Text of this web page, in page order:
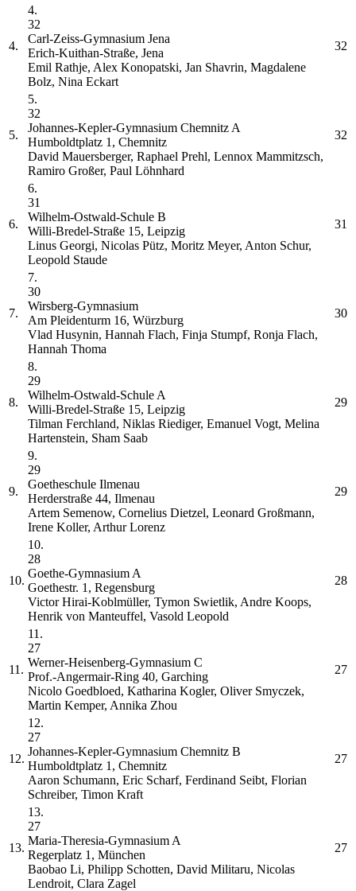
4.
4.
32
Carl-Zeiss-Gymnasium Jena
Erich-Kuithan-Straße, Jena
Emil Rathje, Alex Konopatski, Jan Shavrin, Magdalene
Bolz, Nina Eckart
32
5.
5.
32
Johannes-Kepler-Gymnasium Chemnitz A
Humboldtplatz 1, Chemnitz
David Mauersberger, Raphael Prehl, Lennox Mammitzsch,
Ramiro Großer, Paul Löhnhard
32
6.
6.
31
Wilhelm-Ostwald-Schule B
Willi-Bredel-Straße 15, Leipzig
Linus Georgi, Nicolas Pütz, Moritz Meyer, Anton Schur,
Leopold Staude
31
7.
7.
30
Wirsberg-Gymnasium
Am Pleidenturm 16, Würzburg
Vlad Husynin, Hannah Flach, Finja Stumpf, Ronja Flach,
Hannah Thoma
30
8.
8.
29
Wilhelm-Ostwald-Schule A
Willi-Bredel-Straße 15, Leipzig
Tilman Ferchland, Niklas Riediger, Emanuel Vogt, Melina
Hartenstein, Sham Saab
29
9.
9.
29
Goetheschule Ilmenau
Herderstraße 44, Ilmenau
Artem Semenow, Cornelius Dietzel, Leonard Großmann,
Irene Koller, Arthur Lorenz
29
10.
10.
28
Goethe-Gymnasium A
Goethestr. 1, Regensburg
Victor Hirai-Koblmüller, Tymon Swietlik, Andre Koops,
Henrik von Manteuffel, Vasold Leopold
28
11.
11.
27
Werner-Heisenberg-Gymnasium C
Prof.-Angermair-Ring 40, Garching
Nicolo Goedbloed, Katharina Kogler, Oliver Smyczek,
Martin Kemper, Annika Zhou
27
12.
12.
27
Johannes-Kepler-Gymnasium Chemnitz B
Humboldtplatz 1, Chemnitz
Aaron Schumann, Eric Scharf, Ferdinand Seibt, Florian
Schreiber, Timon Kraft
27
13.
13.
27
Maria-Theresia-Gymnasium A
Regerplatz 1, München
Baobao Li, Philipp Schotten, David Militaru, Nicolas
Lendroit, Clara Zagel
27